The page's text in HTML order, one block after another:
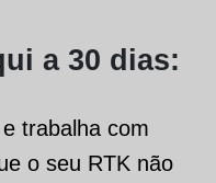
a 30 dias:
trabalha com
o seu RTK não